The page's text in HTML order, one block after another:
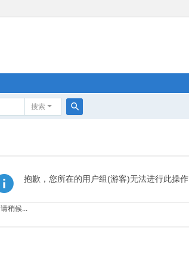
搜索
抱歉，您所在的用户组(游客)无法进行此操作
请稍候...